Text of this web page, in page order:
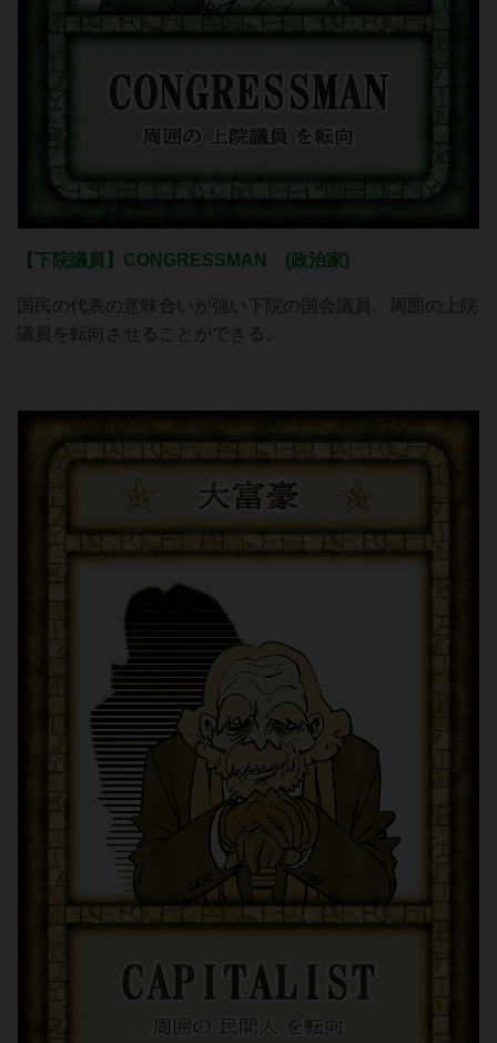
【下院議員】CONGRESSMAN (政治家)
国民の代表の意味合いが強い下院の国会議員。周囲の上院
議員を転向させることができる。